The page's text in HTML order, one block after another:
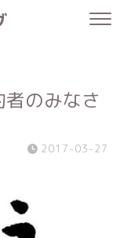
者のみなさ
2017-03-27